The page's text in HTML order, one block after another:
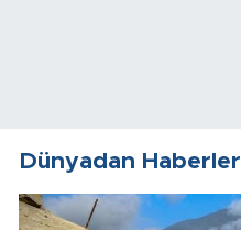
Dünyadan Haberler